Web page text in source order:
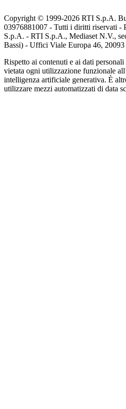
Copyright © 1999-2026 RTI S.p.A.
03976881007 - Tutti i diritti riservati -
S.p.A. - RTI S.p.A., Mediaset N.V.,
Bassi) - Uffici Viale Europa 46,
Rispetto ai contenuti e ai dati
vietata ogni utilizzazione funzionale
intelligenza artificiale generativa. È
utilizzare mezzi automatizzati di data